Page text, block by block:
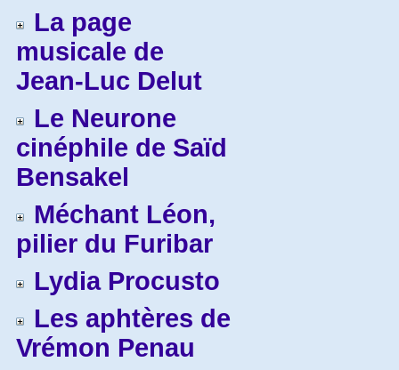
La page
musicale de
Jean-Luc Delut
Le Neurone
cinéphile de Saïd
Bensakel
Méchant Léon,
pilier du Furibar
Lydia Procusto
Les aphtères de
Vrémon Penau